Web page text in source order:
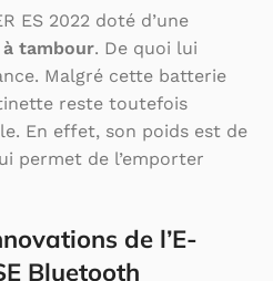
ES 2022 doté d’une
tambour. De quoi lui
Malgré cette batterie
reste toutefois
En effet, son poids est de
permet de l’emporter
de l’E-
Bluetooth